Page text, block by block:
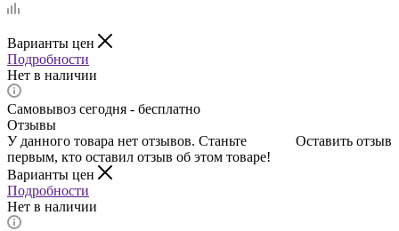
Варианты цен
Подробности
Нет в наличии
Самовывоз сегодня - бесплатно
Отзывы
Оставить отзыв
У данного товара нет отзывов. Станьте
первым, кто оставил отзыв об этом товаре!
Варианты цен
Подробности
Нет в наличии